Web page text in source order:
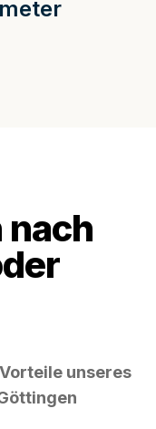
nach
unseres